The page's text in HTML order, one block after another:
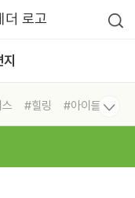
#힐링
#아이들